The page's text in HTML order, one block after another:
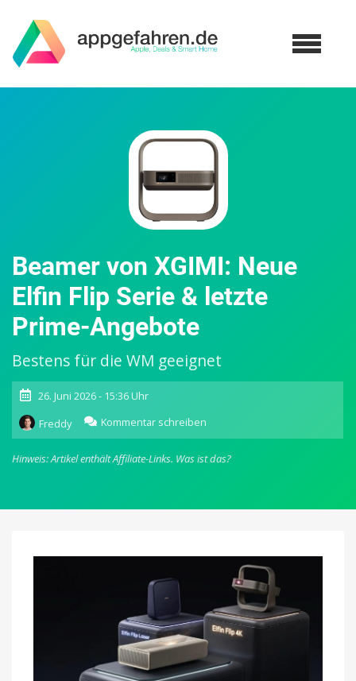
Beamer von XGIMI: Neue
Elfin Flip Serie & letzte
Prime-Angebote
Bestens für die WM geeignet
26. Juni 2026 - 15:36 Uhr
Freddy
Kommentar schreiben
Beamer
von
XGIMI:
Flip
letzte
Angebote
Hinweis: Artikel enthält Affiliate-Links. Was ist das?